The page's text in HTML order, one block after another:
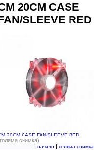
20CM CASE
SLEEVE RED
20CM CASE FAN/SLEEVE RED
снимка)
| начало| голяма снимка